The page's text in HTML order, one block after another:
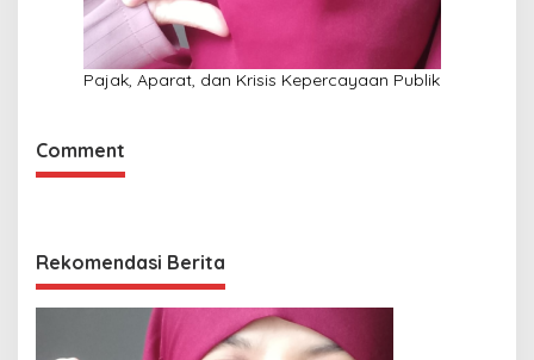
Pajak, Aparat, dan Krisis Kepercayaan Publik
Comment
Rekomendasi Berita